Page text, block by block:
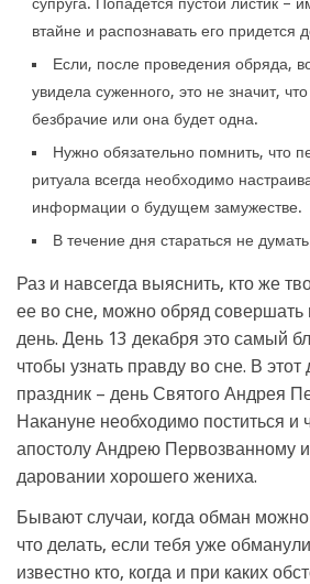
втайне и распознавать его придется
Если, после проведения обряда,
увидела суженного, это не значит,
безбрачие или она будет одна.
Нужно обязательно помнить, что
ритуала всегда необходимо
информации о будущем замужестве.
В течение дня стараться не
Раз и навсегда выяснить, кто же
ее во сне, можно обряд совершать
день. День 13 декабря это самый
чтобы узнать правду во сне. В
праздник – день Святого Андрея
Накануне необходимо поститься и
апостолу Андрею Первозванному
даровании хорошего жениха.
Бывают случаи, когда обман можно
что делать, если тебя уже
известно кто, когда и при каких